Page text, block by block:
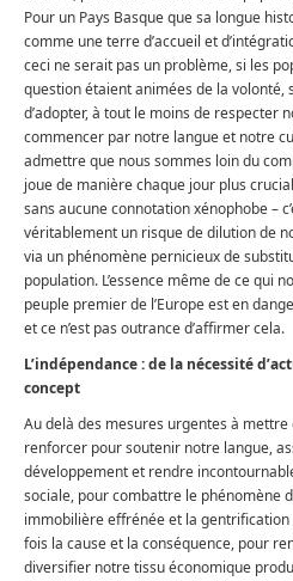
Pour un Pays Basque que sa longue
comme une terre d’accueil et
ceci ne serait pas un problème, si les
question étaient animées de la volonté,
d’adopter, à tout le moins de respecter
commencer par notre langue et notre
admettre que nous sommes loin du
joue de manière chaque jour plus
sans aucune connotation xénophobe –
véritablement un risque de dilution de
via un phénomène pernicieux de
population. L’essence même de ce qui
peuple premier de l’Europe est en
et ce n’est pas outrance d’affirmer cela.
L’indépendance : de la nécessité
concept
Au delà des mesures urgentes à mettre
renforcer pour soutenir notre langue,
développement et rendre
sociale, pour combattre le phénomène
immobilière effrénée et la gentrification
fois la cause et la conséquence, pour
diversifier notre tissu économique